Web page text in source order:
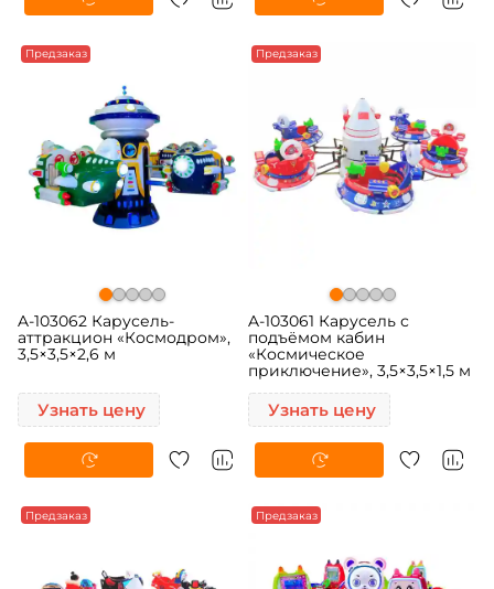
Предзаказ
A-103062 Карусель-
аттракцион «Космодром»,
3,5×3,5×2,6 м
Узнать цену
Предзаказ
A-103061 Карусель с
подъёмом кабин
«Космическое
приключение», 3,5×3,5×1,5 м
Узнать цену
Предзаказ Предзаказ